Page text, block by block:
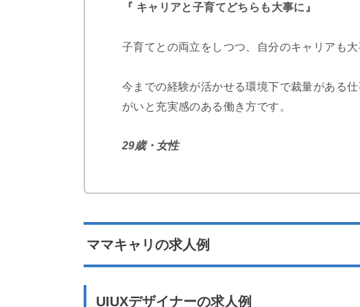
『 キャリアと子育てどちらも大事に』
子育てとの両立をしつつ、自分のキャリアも大
今までの経験が活かせる環境下で裁量がある
がいと充実感のある働き方です。
29歳・女性
ママキャリの求人例
UIUXデザイナーの求人例